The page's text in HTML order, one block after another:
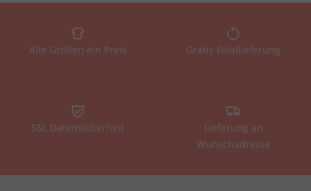
Alle Größen ein Preis Gratis Filiallieferung
SSL Datensicherheit
Lieferung an
Wunschadresse